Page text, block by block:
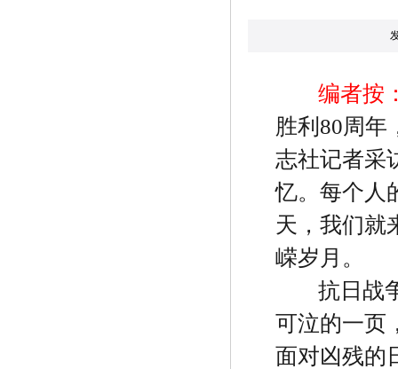
编者按
胜利 80周年
志社记者采
忆。每个人
天，我们就
嵘岁月。
抗日战
可泣的一页
面对凶残的